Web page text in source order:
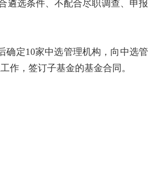
遴选条件、不配合尽职调查、申报
确定10家中选管理机构，向中选管
作，签订子基金的基金合同。